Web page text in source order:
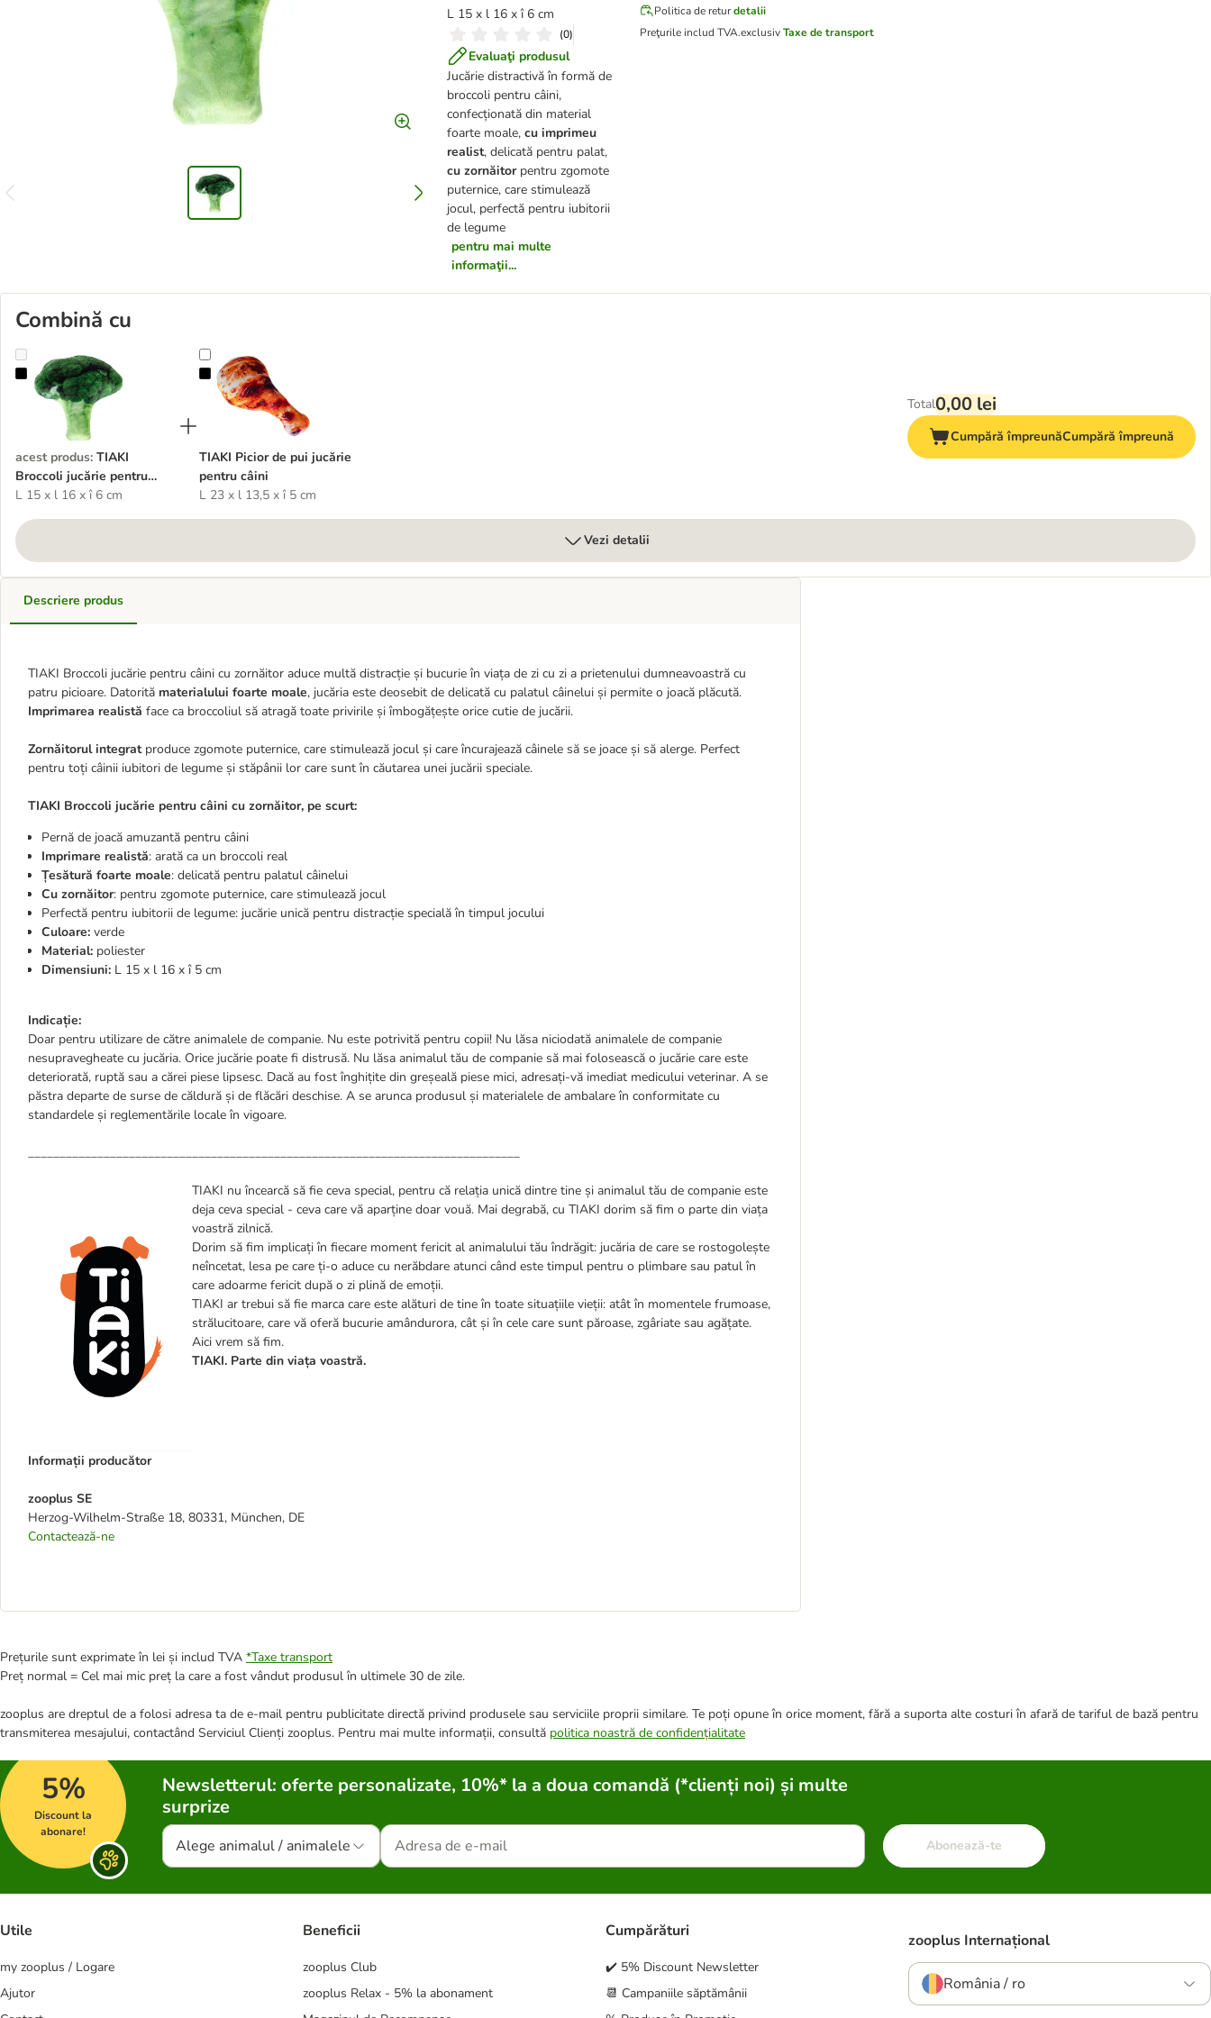
L 15 x l 16 x î 6 cm
(0)
Evaluaţi produsul
Jucărie distractivă în formă de
broccoli pentru câini,
confecționată din material
foarte moale, cu imprimeu
realist, delicată pentru palat,
cu zornăitor pentru zgomote
puternice, care stimulează
jocul, perfectă pentru iubitorii
de legume
pentru mai multe
informaţii...
Politica de retur detalii
Preţurile includ TVA.exclusivTaxe de transport
Combină cu
TIAKI Broccoli jucărie pentru câini cu zornăitor
acest produs: TIAKI
Broccoli jucărie pentru
câini cu zornăitor
L 15 x l 16 x î 6 cm
TIAKI Picior de pui jucărie pentru câini
TIAKI Picior de pui jucărie
pentru câini
L 23 x l 13,5 x î 5 cm
Total0,00 lei
Cumpără împreunăCumpără împreună
Vezi detalii
Descriere produs
TIAKI Broccoli jucărie pentru câini cu zornăitor aduce multă distracție și bucurie în viața de zi cu zi a prietenului dumneavoastră cu
patru picioare. Datorită materialului foarte moale, jucăria este deosebit de delicată cu palatul câinelui și permite o joacă plăcută.
Imprimarea realistă face ca broccoliul să atragă toate privirile și îmbogățește orice cutie de jucării.
Zornăitorul integratproduce zgomote puternice, care stimulează jocul și care încurajează câinele să se joace și să alerge. Perfect
pentru toți câinii iubitori de legume și stăpânii lor care sunt în căutarea unei jucării speciale.
TIAKI Broccoli jucărie pentru câini cu zornăitor, pe scurt:
Pernă de joacă amuzantă pentru câini
Imprimare realistă: arată ca un broccoli real
Țesătură foarte moale: delicată pentru palatul câinelui
Cu zornăitor: pentru zgomote puternice, care stimulează jocul
Perfectă pentru iubitorii de legume: jucărie unică pentru distracție specială în timpul jocului
Culoare: verde
Material: poliester
Dimensiuni: L 15 x l 16 x î 5 cm
Indicație:
Doar pentru utilizare de către animalele de companie. Nu este potrivită pentru copii! Nu lăsa niciodată animalele de companie
nesupravegheate cu jucăria. Orice jucărie poate fi distrusă. Nu lăsa animalul tău de companie să mai folosească o jucărie care este
deteriorată, ruptă sau a cărei piese lipsesc. Dacă au fost înghițite din greșeală piese mici, adresați-vă imediat medicului veterinar. A se
păstra departe de surse de căldură și de flăcări deschise. A se arunca produsul și materialele de ambalare în conformitate cu
standardele și reglementările locale în vigoare.
______________________________________________________________________________
TIAKI nu încearcă să fie ceva special, pentru că relația unică dintre tine și animalul tău de companie este
deja ceva special - ceva care vă aparține doar vouă. Mai degrabă, cu TIAKI dorim să fim o parte din viața
voastră zilnică.
Dorim să fim implicați în fiecare moment fericit al animalului tău îndrăgit: jucăria de care se rostogolește
neîncetat, lesa pe care ți-o aduce cu nerăbdare atunci când este timpul pentru o plimbare sau patul în
care adoarme fericit după o zi plină de emoții.
TIAKI ar trebui să fie marca care este alături de tine în toate situațiile vieții: atât în momentele frumoase,
strălucitoare, care vă oferă bucurie amândurora, cât și în cele care sunt păroase, zgâriate sau agățate.
Aici vrem să fim.
TIAKI. Parte din viața voastră.
Informații producător
zooplus SE
Herzog-Wilhelm-Straße 18, 80331, München, DE
Contactează-ne
Prețurile sunt exprimate în lei și includ TVA *Taxe transport
Preț normal = Cel mai mic preț la care a fost vândut produsul în ultimele 30 de zile.
zooplus are dreptul de a folosi adresa ta de e-mail pentru publicitate directă privind produsele sau serviciile proprii similare. Te poți opune în orice moment, fără a suporta alte costuri în afară de tariful de bază pentru
transmiterea mesajului, contactând Serviciul Clienți zooplus. Pentru mai multe informații, consultă politica noastră de confidențialitate
5%
Discount la
abonare!
Newsletterul: oferte personalizate, 10%* la a doua comandă (*clienți noi) și multe
surprize
Alege animalul / animalele Abonează-te
Utile
my zooplus / Logare
Ajutor
Beneficii
zooplus Club
zooplus Relax - 5% la abonament
Cumpărături
✔️ 5% Discount Newsletter
📆 Campaniile săptămânii
zooplus Internațional
România / ro